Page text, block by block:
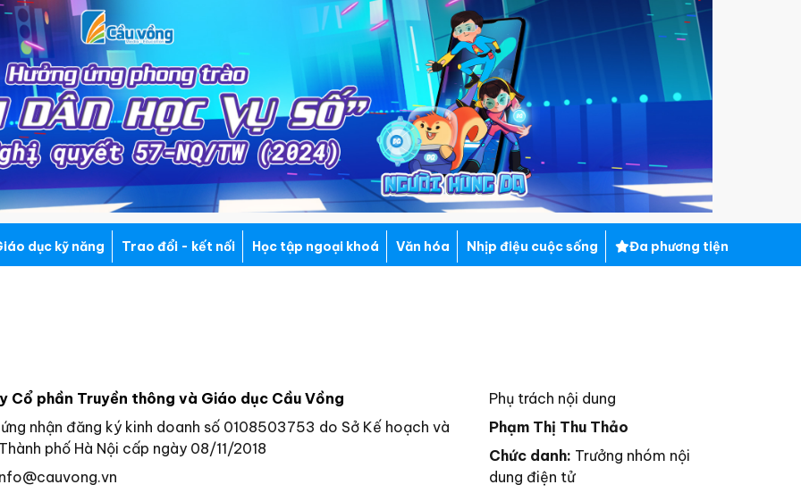
dục kỹ năng Trao đổi - kết nối Học tập ngoại khoá Văn hóa Nhịp điệu cuộc sống Đa phương tiện
Cổ phần Truyền thông và Giáo dục Cầu Vồng
nhận đăng ký kinh doanh số 0108503753 do Sở Kế hoạch và
phố Hà Nội cấp ngày 08/11/2018
Phụ trách nội dung
Phạm Thị Thu Thảo
Chức danh: Trưởng nhóm nội
dung điện tử